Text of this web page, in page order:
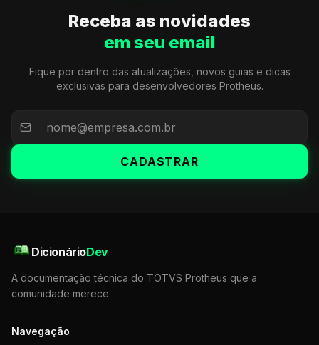
Receba as novidades
em seu email
Fique por dentro das atualizações, novos guias e dicas
exclusivas para desenvolvedores Protheus.
CADASTRAR
DicionárioDev
A documentação técnica do TOTVS Protheus que a
comunidade merece.
Navegação